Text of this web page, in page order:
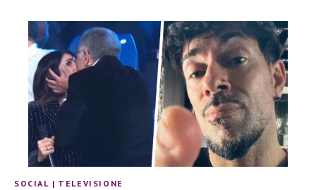
SOCIAL | TELEVISIONE